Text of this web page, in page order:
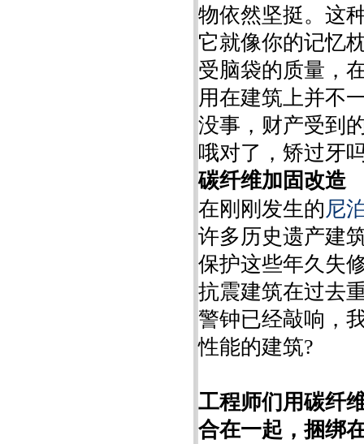
物依然坚挺。这
它就像你的记忆
受脑袋的质量，
用在建筑上并不
没事，财产受到
哦对了，矫过牙
碳纤维加固改造
在刚刚发生的尼
许多历史遗产建
保护这些年久失
抗震建筑在过去
警钟已经敲响，
性能的建筑?
工程师们用碳纤
合在一起，捆绑